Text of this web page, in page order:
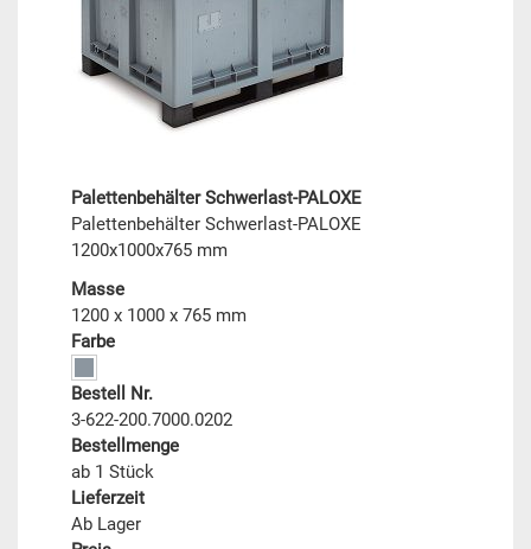
Palettenbehälter Schwerlast-PALOXE
Palettenbehälter Schwerlast-PALOXE
1200x1000x765 mm
Masse
1200 x 1000 x 765 mm
Farbe
Bestell Nr.
3-622-200.7000.0202
Bestellmenge
ab 1 Stück
Lieferzeit
Ab Lager